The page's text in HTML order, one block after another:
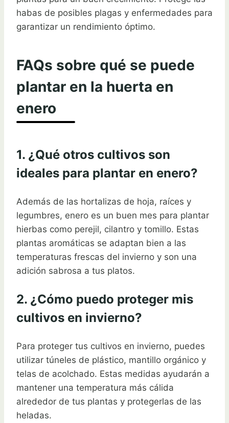
habas de posibles plagas y enfermedades para
garantizar un rendimiento óptimo.
FAQs sobre qué se puede
plantar en la huerta en
enero
1. ¿Qué otros cultivos son
ideales para plantar en enero?
Además de las hortalizas de hoja, raíces y
legumbres, enero es un buen mes para plantar
hierbas como perejil, cilantro y tomillo. Estas
plantas aromáticas se adaptan bien a las
temperaturas frescas del invierno y son una
adición sabrosa a tus platos.
2. ¿Cómo puedo proteger mis
cultivos en invierno?
Para proteger tus cultivos en invierno, puedes
utilizar túneles de plástico, mantillo orgánico y
telas de acolchado. Estas medidas ayudarán a
mantener una temperatura más cálida
alrededor de tus plantas y protegerlas de las
heladas.